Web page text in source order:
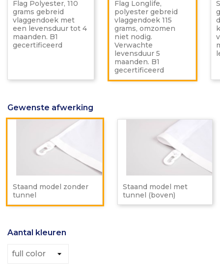
levensduur
maanden.
gecertificeerd
Flag Polyester, 110
grams gebreid
vlaggendoek met
een levensduur tot 4
maanden. B1
gecertificeerd
nodig.
Flag Longlife,
polyester gebreid
vlaggendoek 115
grams, omzomen
niet nodig.
Verwachte
levensduur 5
maanden. B1
gecertificeerd
Gewenste afwerking
Staand model zonder
tunnel
Staand model met
tunnel (boven)
Aantal kleuren